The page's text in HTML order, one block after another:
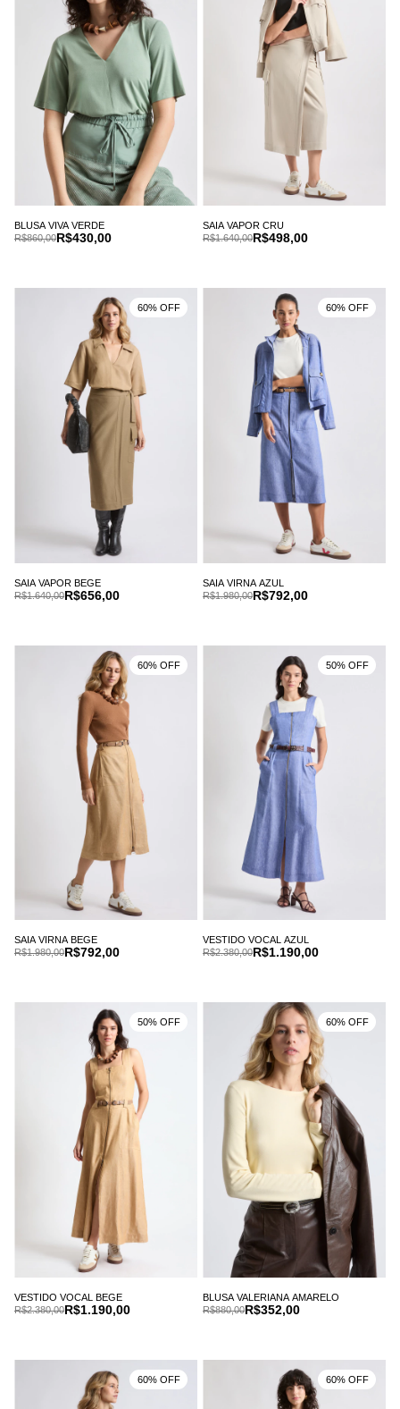
BLUSA VIVA VERDE
R$430,00
R$860,00
SAIA VAPOR CRU
R$498,00
R$1.640,00
SAIA VAPOR BEGE
R$656,00
R$1.640,00
60% OFF
SAIA VIRNA AZUL
R$792,00
R$1.980,00
60% OFF
SAIA VIRNA BEGE
R$792,00
R$1.980,00
60% OFF
VESTIDO VOCAL AZUL
R$1.190,00
R$2.380,00
50% OFF
VESTIDO VOCAL BEGE
R$1.190,00
R$2.380,00
50% OFF
BLUSA VALERIANA AMARELO
R$352,00
R$880,00
60% OFF
60% OFF 60% OFF